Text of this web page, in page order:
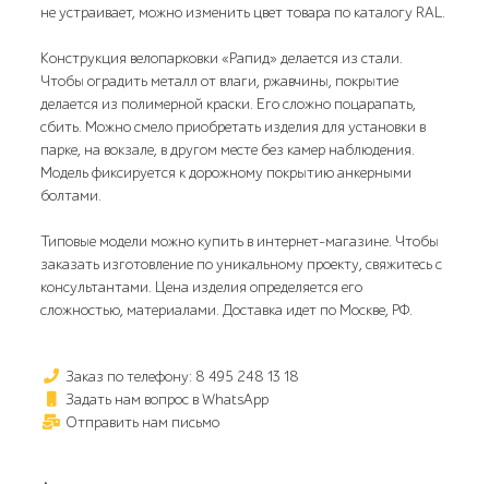
не устраивает, можно изменить цвет товара по каталогу RAL.
Конструкция велопарковки «Рапид» делается из стали.
Чтобы оградить металл от влаги, ржавчины, покрытие
делается из полимерной краски. Его сложно поцарапать,
сбить. Можно смело приобретать изделия для установки в
парке, на вокзале, в другом месте без камер наблюдения.
Модель фиксируется к дорожному покрытию анкерными
болтами.
Типовые модели можно купить в интернет-магазине. Чтобы
заказать изготовление по уникальному проекту, свяжитесь с
консультантами. Цена изделия определяется его
сложностью, материалами. Доставка идет по Москве, РФ.
Заказ по телефону: 8 495 248 13 18
Задать нам вопрос в WhatsApp
Отправить нам письмо